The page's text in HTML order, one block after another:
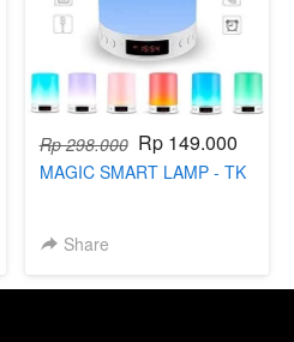
Rp 298.000 Rp 149.000
MAGIC SMART LAMP - TK
Share